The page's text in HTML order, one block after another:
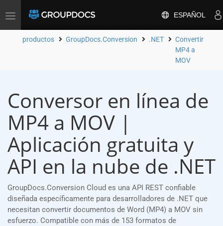
Toggle
ESPAÑOL
productos GroupDocs.Conversion .NET
Convertir
MP4 a
MOV
Conversor en línea de
MP4 a MOV |
Aplicación gratuita y
API en la nube de .NET
GroupDocs.Conversion Cloud es una API REST confiable
diseñada específicamente para desarrolladores de .NET que
necesitan convertir documentos de Word (MP4) a MOV sin
esfuerzo. Compatible con más de 153 formatos de